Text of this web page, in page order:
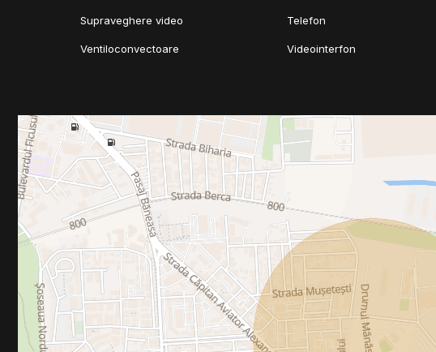
Supraveghere video Telefon
Ventiloconvectoare Videointerfon